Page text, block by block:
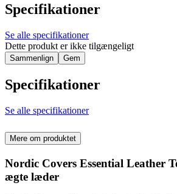
Specifikationer
Se alle specifikationer
Dette produkt er ikke tilgængeligt
Sammenlign Gem
Specifikationer
Se alle specifikationer
Mere om produktet
Nordic Covers Essential Leather
ægte læder